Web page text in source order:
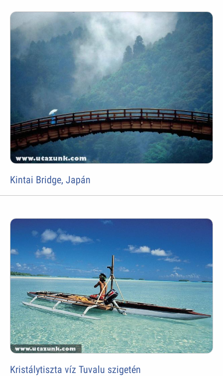
Kintai Bridge, Japán
Kristálytiszta víz Tuvalu szigetén